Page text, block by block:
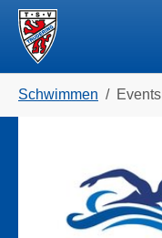
Skip to main navigation
Zum Hauptinhalt springen
Skip to page footer
Schwimmen Events